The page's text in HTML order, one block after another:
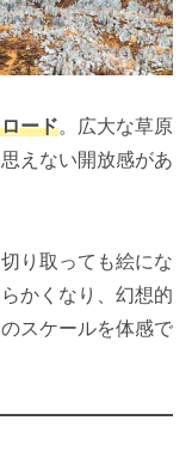
ード。広大な草原
えない開放感があ
り取っても絵にな
かくなり、幻想的
スケールを体感で